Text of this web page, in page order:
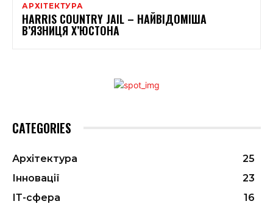
АРХІТЕКТУРА
HARRIS COUNTRY JAIL – НАЙВІДОМІША
В’ЯЗНИЦЯ Х’ЮСТОНА
CATEGORIES
Архітектура
25
Інновації
23
ІТ-сфера
16